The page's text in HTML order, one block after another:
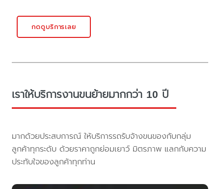
กดดูบริการเลย
เราให้บริการงานขนย้ายมากกว่า 10 ปี
มากด้วยประสบการณ์ ให้บริการรถรับจ้างขนของกับกลุ่ม
ลูกค้าทุกระดับ ด้วยราคาถูกย่อมเยาว์ มิตรภาพ แลกกับความ
ประทับใจของลูกค้าทุกท่าน